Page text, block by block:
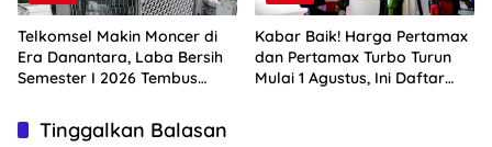
Telkomsel Makin Moncer di
Era Danantara, Laba Bersih
Semester I 2026 Tembus
Kabar Baik! Harga Pertamax
dan Pertamax Turbo Turun
Mulai 1 Agustus, Ini Daftar
Tinggalkan Balasan